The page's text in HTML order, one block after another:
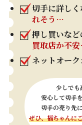
切手に詳し
れそう…
押し買いな
買取店か不
ネットオー
少しでも
安心して切手
切手の売り先
ぜひ、福ちゃんに